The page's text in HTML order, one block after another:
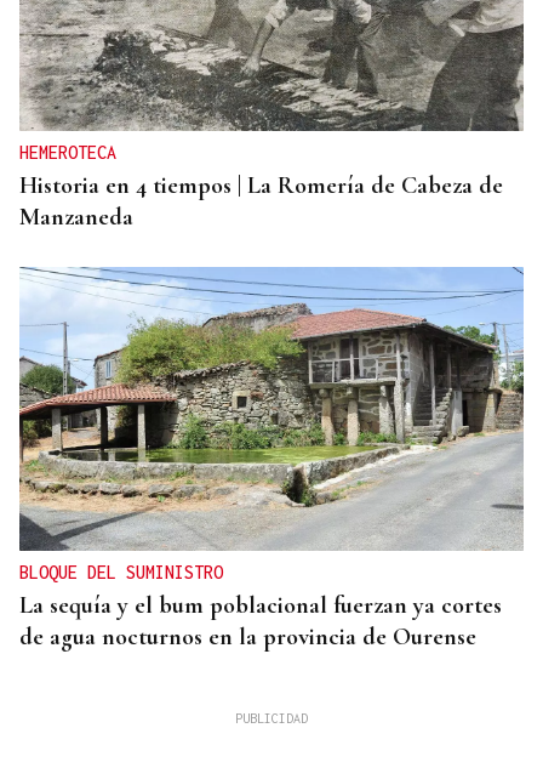
HEMEROTECA
Historia en 4 tiempos | La Romería de Cabeza de
Manzaneda
BLOQUE DEL SUMINISTRO
La sequía y el bum poblacional fuerzan ya cortes
de agua nocturnos en la provincia de Ourense